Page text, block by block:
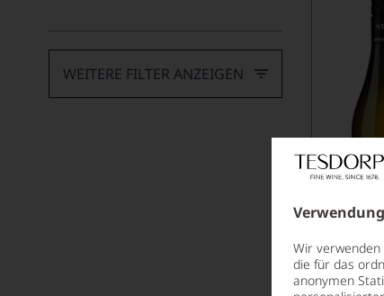
Wir verwenden
die für das
anonymen
WEITERE FILTER ANZEIGEN